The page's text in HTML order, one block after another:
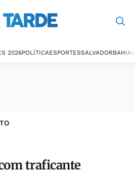
2026POLÍTICAESPORTESSALVADORBAHIA
traficante